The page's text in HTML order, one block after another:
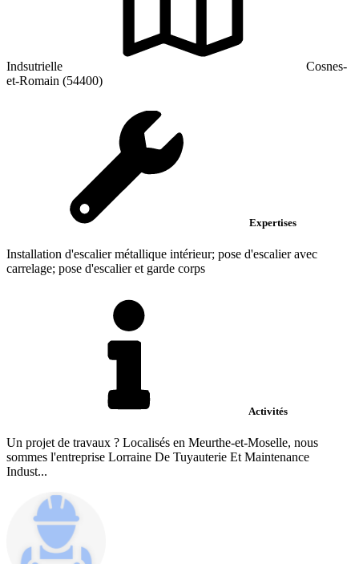
Indsutrielle
Cosnes-
et-Romain (54400)
Expertises
Installation d'escalier métallique intérieur; pose d'escalier avec
carrelage; pose d'escalier et garde corps
Activités
Un projet de travaux ? Localisés en Meurthe-et-Moselle, nous
sommes l'entreprise Lorraine De Tuyauterie Et Maintenance
Indust...